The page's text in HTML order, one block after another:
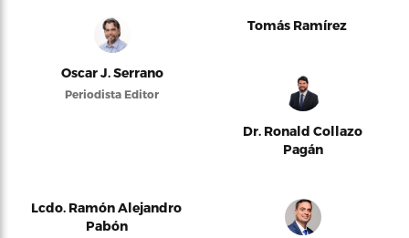
Oscar J. Serrano
Periodista Editor
Tomás Ramírez
Dr. Ronald Collazo
Pagán
Lcdo. Ramón Alejandro
Pabón